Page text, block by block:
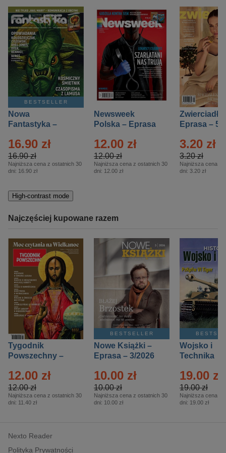
BESTSELLER
Nowa
Fantastyka –
16.90 zł
16.90 zł
Najniższa cena z ostatnich 30
dni: 16.90 zł
Newsweek
Polska – Eprasa
12.00 zł
12.00 zł
Najniższa cena z ostatnich 30
dni: 12.00 zł
Zwierciadło
Eprasa – 5/
3.20 zł
3.20 zł
Najniższa cena z
dni: 3.20 zł
High-contrast mode
Najczęściej kupowane razem
Tygodnik
Powszechny –
12.00 zł
12.00 zł
Najniższa cena z ostatnich 30
dni: 11.40 zł
BESTSELLER
Nowe Książki –
Eprasa – 3/2026
10.00 zł
10.00 zł
Najniższa cena z ostatnich 30
dni: 10.00 zł
Wojsko i
Technika
– 2/2026
19.00 zł
19.00 zł
Najniższa cena z
dni: 19.00 zł
Nexto Reader
Polityka Prywatności